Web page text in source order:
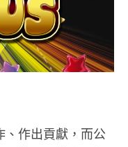
、作出貢獻，而公